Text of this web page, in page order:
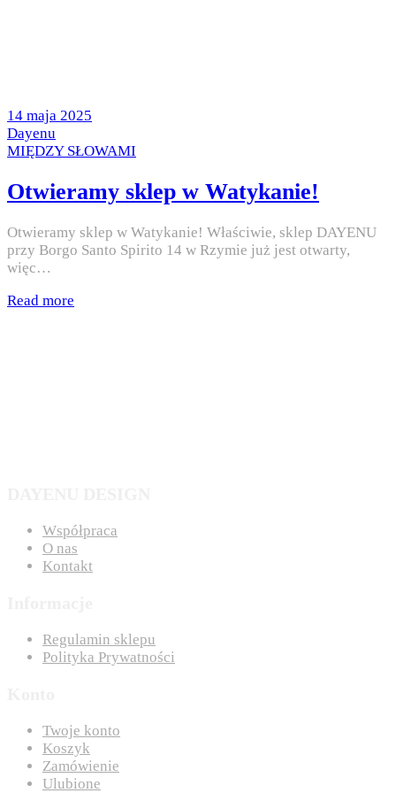
Posted
on
14 maja 2025
by
Dayenu
Posted
MIĘDZY SŁOWAMI
Otwieramy sklep w Watykanie!
Otwieramy sklep w Watykanie! Właściwie, sklep DAYENU
przy Borgo Santo Spirito 14 w Rzymie już jest otwarty,
więc…
Read more
Współpraca
O nas
Kontakt
Regulamin sklepu
Polityka Prywatności
Twoje konto
Koszyk
Zamówienie
Ulubione